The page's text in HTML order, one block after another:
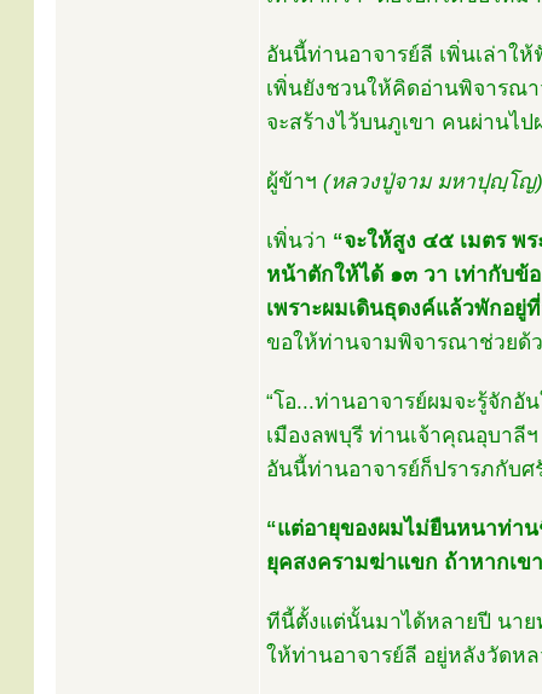
อันนี้ท่านอาจารย์ลี เพิ่นเล่าใ
เพิ่นยังชวนให้คิดอ่านพิจารณา
จะสร้างไว้บนภูเขา คนผ่านไ
ผู้ข้าฯ (หลวงปู่จาม มหาปุญฺโญ)
เพิ่นว่า “จะให้สูง ๔๕ เมตร พ
หน้าตักให้ได้ ๑๓ วา เท่ากับข้
เพราะผมเดินธุดงค์แล้วพักอ
ขอให้ท่านจามพิจารณาช่วยด้
“โอ...ท่านอาจารย์ผมจะรู้จักอั
เมืองลพบุรี ท่านเจ้าคุณอุบาลี
อันนี้ท่านอาจารย์ก็ปรารภกับศ
“แต่อายุของผมไม่ยืนหนาท่า
ยุคสงครามฆ่าแขก ถ้าหากเข
ทีนี้ตั้งแต่นั้นมาได้หลายปี นาย
ให้ท่านอาจารย์ลี อยู่หลังวัดห